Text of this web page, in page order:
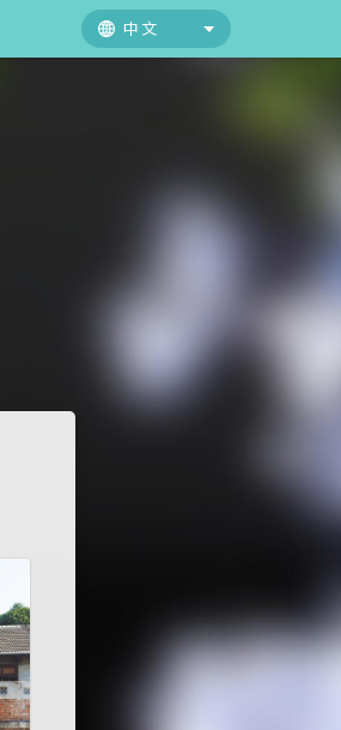
中文
中文